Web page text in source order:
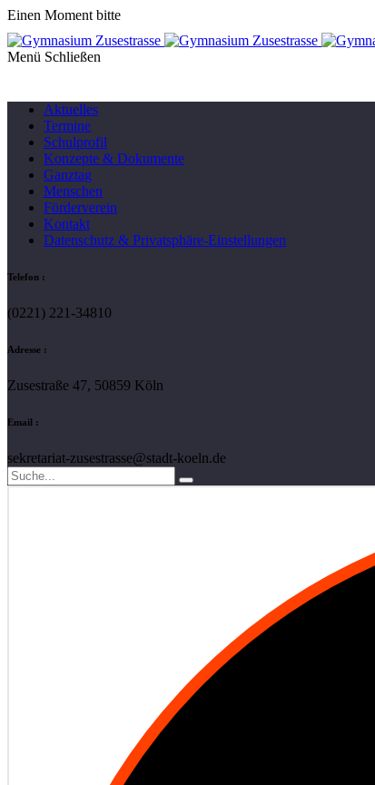
Einen Moment bitte
Menü
Aktuelles
Termine
Schulprofil
Konzepte & Dokumente
Ganztag
Menschen
Förderverein
Kontakt
Datenschutz & Privatsphäre-Einstellungen
Telefon :
(0221) 221-34810
Adresse :
Zusestraße 47, 50859 Köln
Email :
sekretariat-zusestrasse@stadt-koeln.de